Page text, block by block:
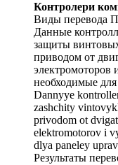
Контролери
Виды перевода
Данные
защиты
приводом от
необходимые
Dannyye
zashchity
privodom ot
elektromotorov i
dlya paneley
Результаты